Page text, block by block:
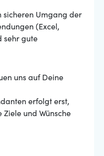
sicheren Umgang der
(Excel,
sehr gute
uns auf Deine
erfolgt erst,
und Wünsche